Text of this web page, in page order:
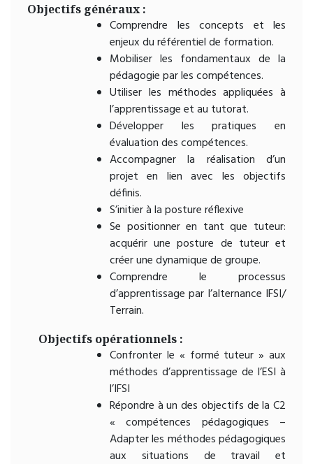
Objectifs généraux :
Comprendre les concepts et les
enjeux du référentiel de formation.
Mobiliser les fondamentaux de la
pédagogie par les compétences.
Utiliser les méthodes appliquées à
l’apprentissage et au tutorat.
Développer les pratiques en
évaluation des compétences.
Accompagner la réalisation d’un
projet en lien avec les objectifs
définis.
S’initier à la posture réflexive
Se positionner en tant que tuteur:
acquérir une posture de tuteur et
créer une dynamique de groupe.
Comprendre le processus
d’apprentissage par l’alternance IFSI/
Terrain.
Objectifs opérationnels :
Confronter le « formé tuteur » aux
méthodes d’apprentissage de l’ESI à
l’IFSI
Répondre à un des objectifs de la C2
« compétences pédagogiques –
Adapter les méthodes pédagogiques
aux situations de travail et